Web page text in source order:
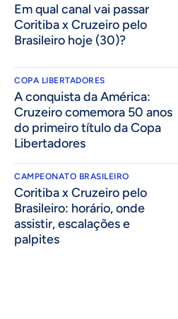
Em qual canal vai passar
Coritiba x Cruzeiro pelo
Brasileiro hoje (30)?
COPA LIBERTADORES
A conquista da América:
Cruzeiro comemora 50 anos
do primeiro título da Copa
Libertadores
CAMPEONATO BRASILEIRO
Coritiba x Cruzeiro pelo
Brasileiro: horário, onde
assistir, escalações e
palpites